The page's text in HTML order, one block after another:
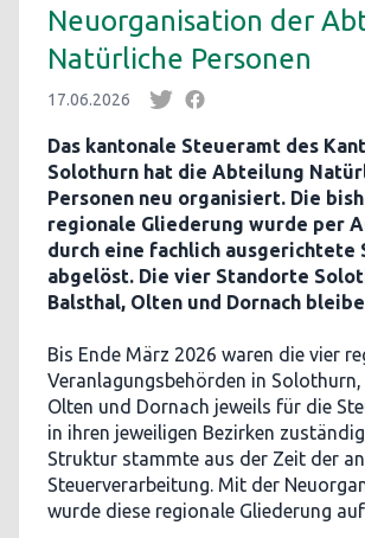
Neuorganisation der
Natürliche Personen
17.06.2026
Das kantonale Steueramt des
Solothurn hat die Abteilung
Personen neu organisiert. Die
regionale Gliederung wurde per
durch eine fachlich ausgerichtete
abgelöst. Die vier Standorte
Balsthal, Olten und Dornach
Bis Ende März 2026 waren die vier
Veranlagungsbehörden in
Olten und Dornach jeweils für die
in ihren jeweiligen Bezirken
Struktur stammte aus der Zeit der
Steuerverarbeitung. Mit der
wurde diese regionale Gliederung